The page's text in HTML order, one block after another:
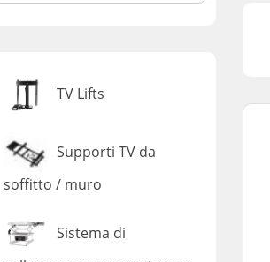
TV Lifts
Supporti TV da
soffitto / muro
Sistema di